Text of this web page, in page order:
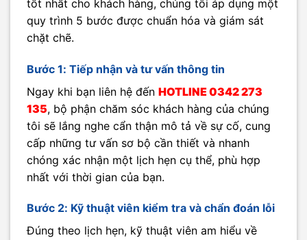
tốt nhất cho khách hàng, chúng tôi áp dụng một
quy trình 5 bước được chuẩn hóa và giám sát
chặt chẽ.
Bước 1: Tiếp nhận và tư vấn thông tin
Ngay khi bạn liên hệ đến HOTLINE0342 273
135, bộ phận chăm sóc khách hàng của chúng
tôi sẽ lắng nghe cẩn thận mô tả về sự cố, cung
cấp những tư vấn sơ bộ cần thiết và nhanh
chóng xác nhận một lịch hẹn cụ thể, phù hợp
nhất với thời gian của bạn.
Bước 2: Kỹ thuật viên kiểm tra và chẩn đoán lỗi
Đúng theo lịch hẹn, kỹ thuật viên am hiểu về